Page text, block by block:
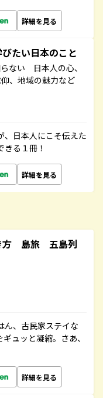
詳細を見る
たい日本のこと
ない 日本人の心、
、地域の魅力など
、日本人にこそ伝えた
る１冊！
詳細を見る
方 島旅 五島列
ん、古民家ステイな
ュッと凝縮。さあ、
詳細を見る